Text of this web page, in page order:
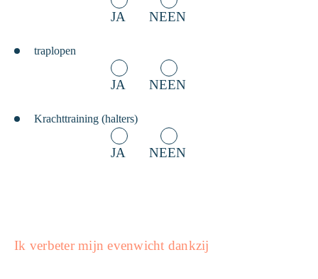
JA NEEN
traplopen
JA NEEN
Krachttraining (halters)
JA NEEN
Ik verbeter mijn evenwicht dankzij